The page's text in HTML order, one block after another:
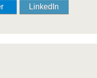
LinkedIn